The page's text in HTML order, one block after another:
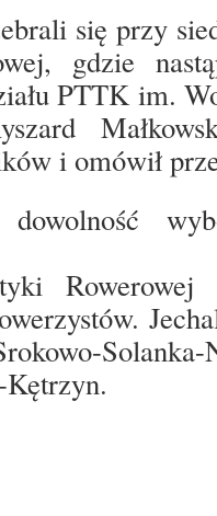
się przy
gdzie
PTTK im.
i omówił